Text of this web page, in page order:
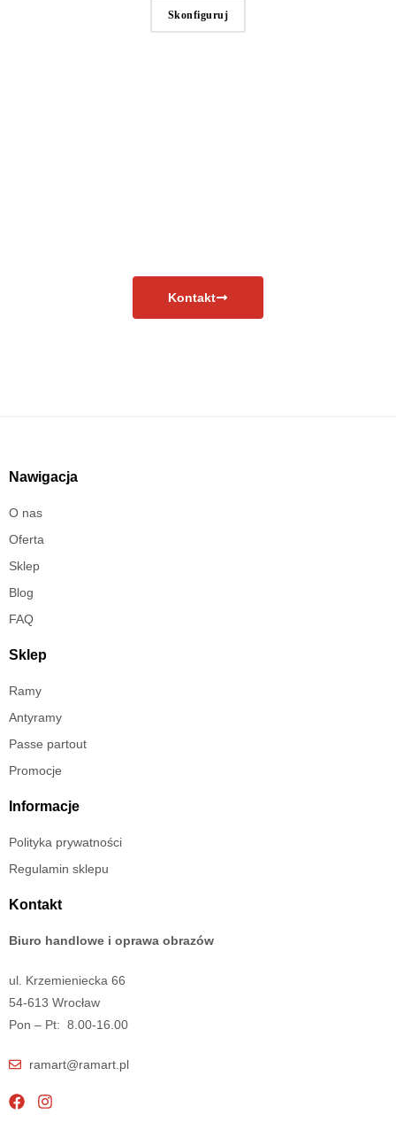
Skonfiguruj
Kontakt
Nawigacja
O nas
Oferta
Sklep
Blog
FAQ
Sklep
Ramy
Antyramy
Passe partout
Promocje
Informacje
Polityka prywatności
Regulamin sklepu
Kontakt
Biuro handlowe i oprawa obrazów
ul. Krzemieniecka 66
54-613 Wrocław
Pon – Pt: 8.00-16.00
ramart@ramart.pl